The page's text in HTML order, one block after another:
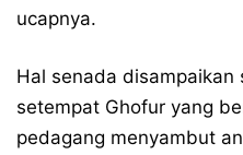
ucapnya.
Hal senada disampaikan
setempat Ghofur yang
pedagang menyambut